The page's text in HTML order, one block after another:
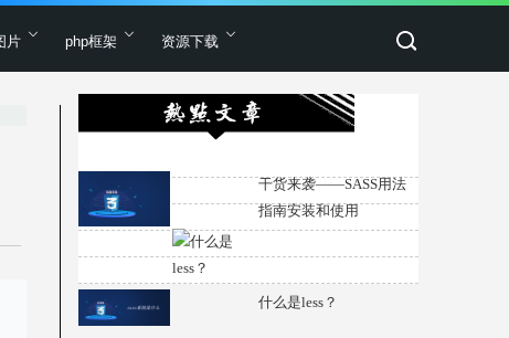
片 php框架 资源下载
干货来袭——SASS用法
指南安装和使用
什么是less？